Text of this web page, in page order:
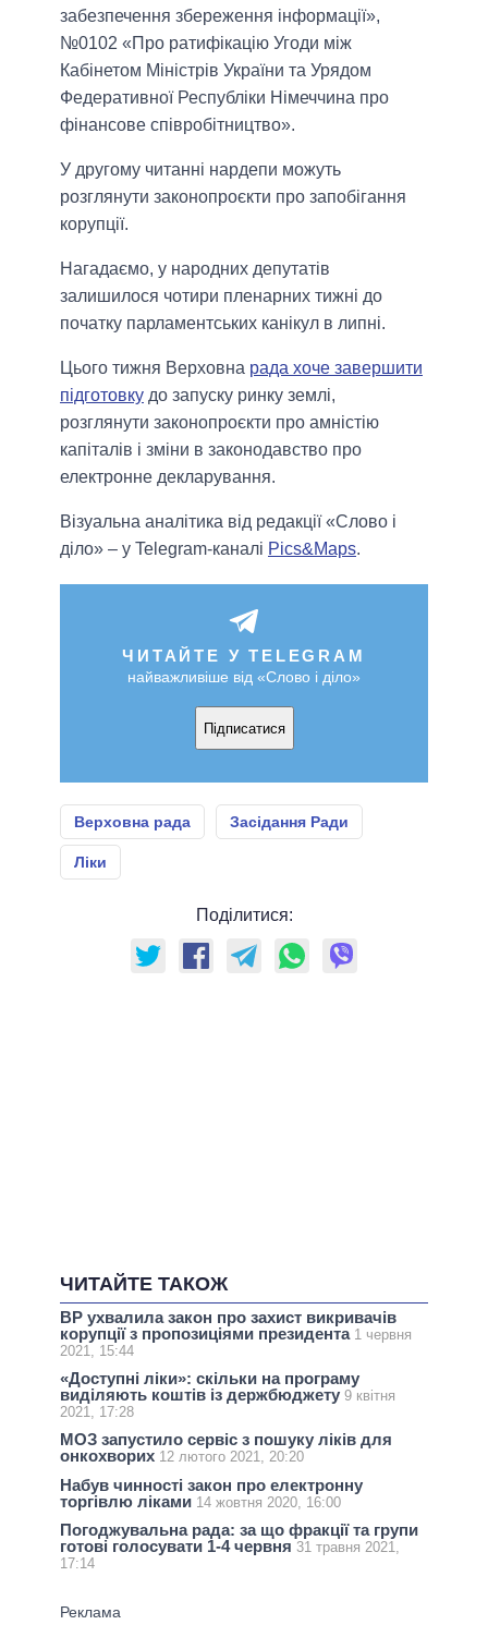
забезпечення збереження інформації»,
№0102 «Про ратифікацію Угоди між
Кабінетом Міністрів України та Урядом
Федеративної Республіки Німеччина про
фінансове співробітництво».
У другому читанні нардепи можуть
розглянути законопроєкти про запобігання
корупції.
Нагадаємо, у народних депутатів
залишилося чотири пленарних тижні до
початку парламентських канікул в липні.
Цього тижня Верховна рада хоче завершити
підготовку до запуску ринку землі,
розглянути законопроєкти про амністію
капіталів і зміни в законодавство про
електронне декларування.
Візуальна аналітика від редакції «Слово і
діло» – у Telegram-каналі Pics&Maps.
ЧИТАЙТЕ У TELEGRAM
найважливіше від «Слово і діло»
Підписатися
Верховна рада Засідання Ради
Ліки
Поділитися:
ЧИТАЙТЕ ТАКОЖ
ВР ухвалила закон про захист викривачів
корупції з пропозиціями президента 1 червня
2021, 15:44
«Доступні ліки»: скільки на програму
виділяють коштів із держбюджету 9 квітня
2021, 17:28
МОЗ запустило сервіс з пошуку ліків для
онкохворих 12 лютого 2021, 20:20
Набув чинності закон про електронну
торгівлю ліками 14 жовтня 2020, 16:00
Погоджувальна рада: за що фракції та групи
готові голосувати 1-4 червня 31 травня 2021,
17:14